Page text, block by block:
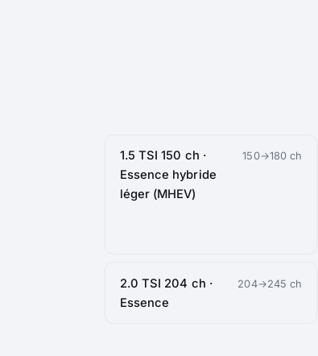
1.5 TSI 150 ch ·
Essence hybride
léger (MHEV)
150→180 ch
2.0 TSI 204 ch ·
Essence
204→245 ch